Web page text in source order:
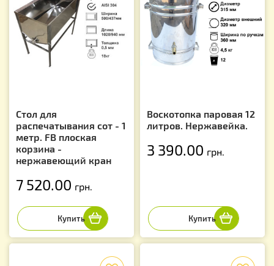
Стол для
распечатывания сот - 1
метр. FB плоская
корзина -
нержавеющий кран
7 520.00 грн.
Воскотопка паровая 12
литров. Нержавейка.
3 390.00 грн.